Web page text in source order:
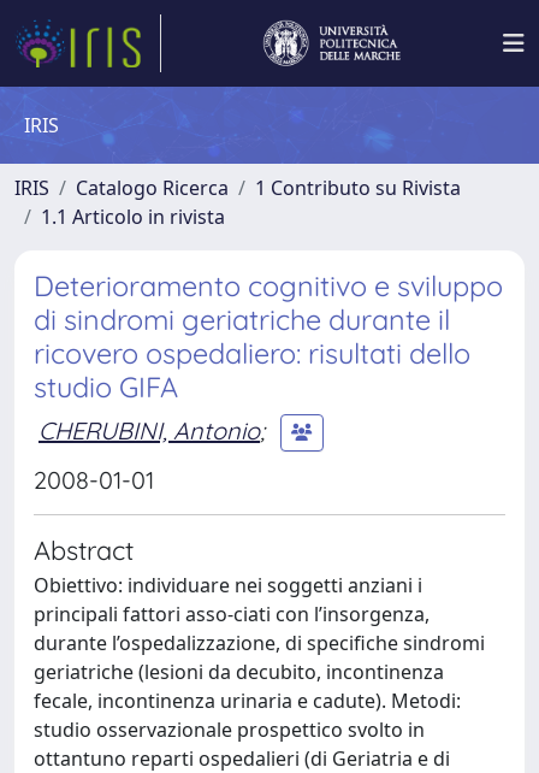
IRIS
IRIS Catalogo Ricerca
1 Contributo su Rivista
1.1 Articolo in rivista
Deterioramento cognitivo e sviluppo
di sindromi geriatriche durante il
ricovero ospedaliero: risultati dello
studio GIFA
CHERUBINI, Antonio;
2008-01-01
Abstract
Obiettivo: individuare nei soggetti anziani i
principali fattori asso-ciati con l’insorgenza,
durante l’ospedalizzazione, di specifiche sindromi
geriatriche (lesioni da decubito, incontinenza
fecale, incontinenza urinaria e cadute). Metodi:
studio osservazionale prospettico svolto in
ottantuno reparti ospedalieri (di Geriatria e di